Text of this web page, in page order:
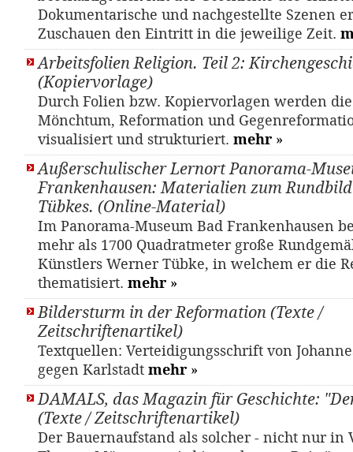
Dokumentarische und nachgestellte Szenen
Zuschauen den Eintritt in die jeweilige Zeit.
Arbeitsfolien Religion. Teil 2:
(Kopiervorlage)
Durch Folien bzw. Kopiervorlagen werden
Mönchtum, Reformation und
visualisiert und strukturiert. mehr »
Außerschulischer Lernort Panorama-
Frankenhausen: Materialien zum
Tübkes. (Online-Material)
Im Panorama-Museum Bad Frankenhausen
mehr als 1700 Quadratmeter große
Künstlers Werner Tübke, in welchem er die
thematisiert. mehr »
Bildersturm in der Reformation (Texte /
Zeitschriftenartikel)
Textquellen: Verteidigungsschrift von
gegen Karlstadt mehr »
DAMALS, das Magazin für Geschichte:
(Texte / Zeitschriftenartikel)
Der Bauernaufstand als solcher - nicht nur in